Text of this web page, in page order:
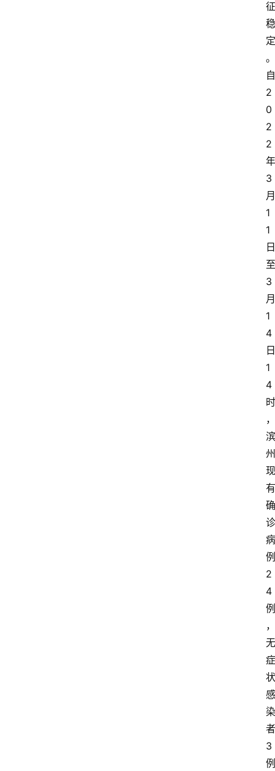
征
稳
定
。
自
2
0
2
2
年
3
月
1
1
日
至
3
月
1
4
日
1
4
时
，
滨
州
现
有
确
诊
病
例
2
4
例
，
无
症
状
感
染
者
3
例